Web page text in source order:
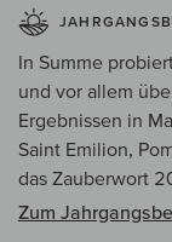
In Summe
und vor allem
Ergebnissen in
Saint Emilion,
das Zauberwort
Zum